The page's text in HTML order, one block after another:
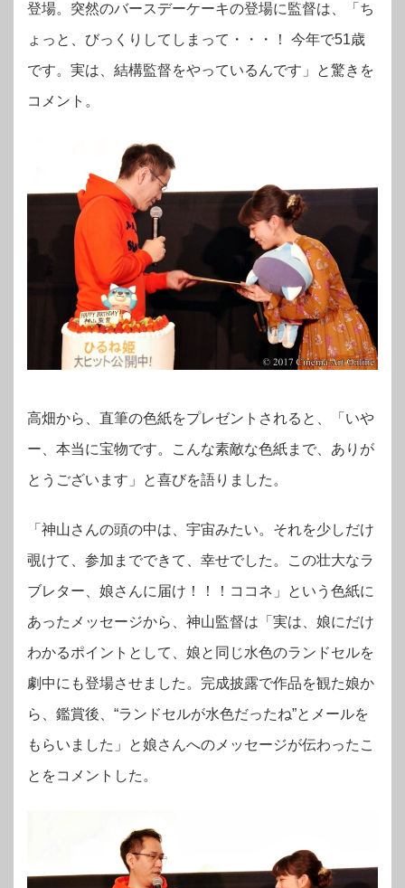
登場。突然のバースデーケーキの登場に監督は、「ち
ょっと、びっくりしてしまって・・・！ 今年で51歳
です。実は、結構監督をやっているんです」と驚きを
コメント。
高畑から、直筆の色紙をプレゼントされると、「いや
ー、本当に宝物です。こんな素敵な色紙まで、ありが
とうございます」と喜びを語りました。
「神山さんの頭の中は、宇宙みたい。それを少しだけ
覗けて、参加までできて、幸せでした。この壮大なラ
ブレター、娘さんに届け！！！ココネ」という色紙に
あったメッセージから、神山監督は「実は、娘にだけ
わかるポイントとして、娘と同じ水色のランドセルを
劇中にも登場させました。完成披露で作品を観た娘か
ら、鑑賞後、“ランドセルが水色だったね”とメールを
もらいました」と娘さんへのメッセージが伝わったこ
とをコメントした。